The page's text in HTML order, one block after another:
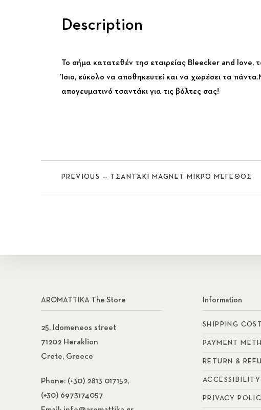
Description
Το σήμα κατατεθέν τησ εταιρείας Bleecker and love,
Ίσιο, εύκολο να αποθηκευτεί και να χωρέσει τα
απογευματινό τσαντάκι για τις βόλτες σας!
PREVIOUS — ΤΣΑΝΤΆΚΙ MAGNET ΜΙΚΡΌ ΜΈΓΕΘΟΣ
AROMATTIKA The Store
25, Idomeneos street
71202 Heraklion
Crete, Greece
Phone: (+30) 2813 017152,
(+30) 6973174057
Information
SHIPPING
PAYMENT
RETURN &
PRIVACY